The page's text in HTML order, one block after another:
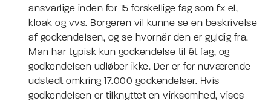
ansvarlige inden for 15 forskellige fag som fx el,
kloak og vvs. Borgeren vil kunne se en beskrivelse
af godkendelsen, og se hvornår den er gyldig fra.
Man har typisk kun godkendelse til ét fag, og
godkendelsen udløber ikke. Der er for nuværende
udstedt omkring 17.000 godkendelser. Hvis
godkendelsen er tilknyttet en virksomhed, vises